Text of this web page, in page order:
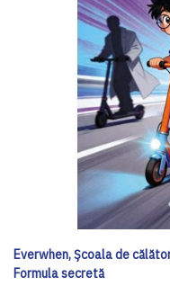
Everwhen, Școala de
Formula secretă